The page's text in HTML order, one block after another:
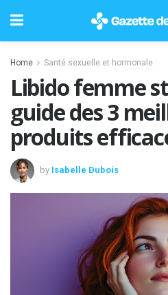
Home Santé sexuelle et hormonale
Libido femme
guide des 3
produits
by Isabelle Dubois